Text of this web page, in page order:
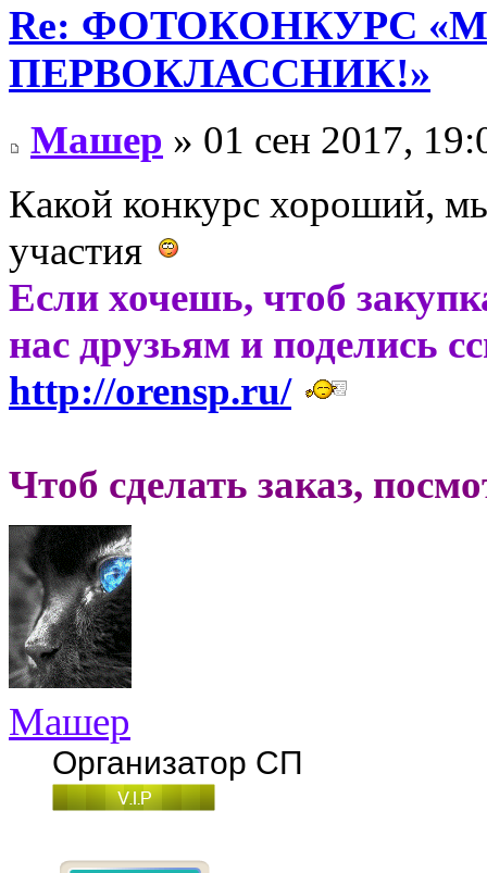
Re: ФОТОКОНКУРС
ПЕРВОКЛАССНИК!»
Машер » 01 сен 2017,
Какой конкурс хороший,
участия
Если хочешь, чтоб
нас друзьям и поделись
http://orensp.ru/
Чтоб сделать заказ,
Машер
Организатор СП